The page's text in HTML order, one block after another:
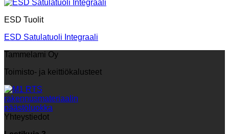
ESD Tuolit
ESD Satulatuoli Integraali
Tammelami Oy
Toimisto- ja keittiökalusteet
Yhteystiedot